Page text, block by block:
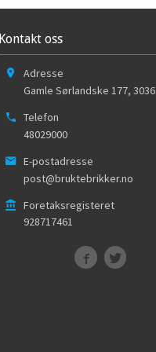
Kontakt oss
Adresse
Gamle Sørlandske 177, 3036
Telefon
48029000
E-postadresse
post@bruktebrikker.no
Foretaksregisteret
928717461